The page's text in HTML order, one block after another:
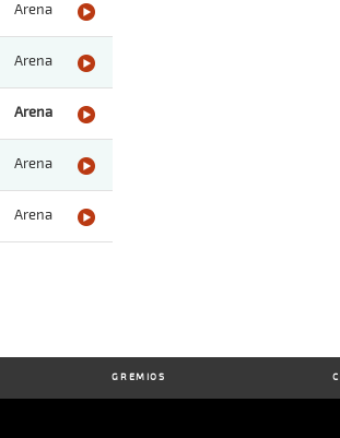
Arena
Arena
Arena
Arena
Arena
GREMIOS